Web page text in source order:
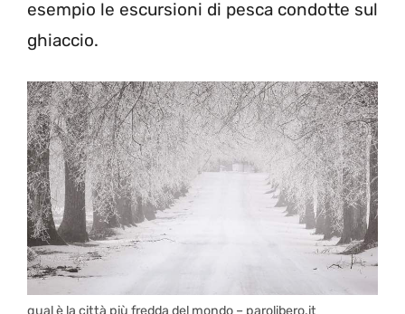
esempio le escursioni di pesca condotte sul
ghiaccio.
qual è la città più fredda del mondo – parolibero.it